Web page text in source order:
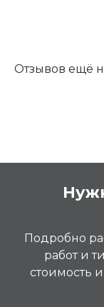
Отзывов ещё
Подробно
работ и
стоимость